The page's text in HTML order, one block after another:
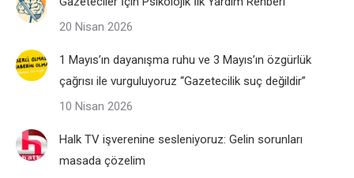
20 Nisan 2026
1 Mayıs’ın dayanışma ruhu ve 3 Mayıs’ın özgürlük
çağrısı ile vurguluyoruz “Gazetecilik suç değildir”
10 Nisan 2026
Halk TV işverenine sesleniyoruz: Gelin sorunları
masada çözelim